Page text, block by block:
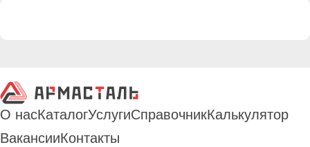
О насКаталогУслугиСправочникКалькулятор
ВакансииКонтакты